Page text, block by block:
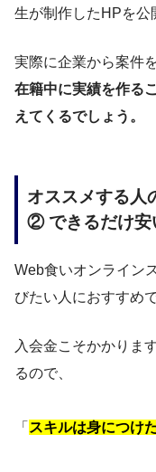
生が制作したHPを公
実際に企業から案件
在籍中に実績を作る
えてくるでしょう。
オススメする人
② できるだけ安
Web食いオンライン
びたい人におすすめで
入会金こそかかりま
るので、
「 スキルは身につけ